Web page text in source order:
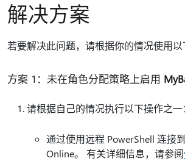
解决方案
若要解决此问题，请根据你的情况使用以
方案 1：未在角色分配策略上启用
请根据自己的情况执行以下操作之一
通过使用远程 PowerShell 连接
Online。 有关详细信息，请参阅